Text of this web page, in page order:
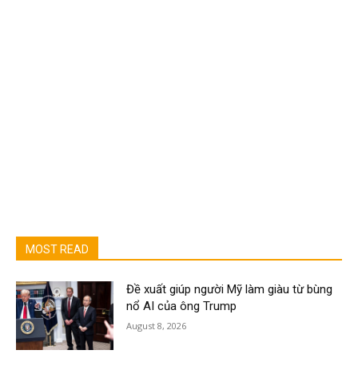
MOST READ
Đề xuất giúp người Mỹ làm giàu từ bùng
nổ AI của ông Trump
August 8, 2026